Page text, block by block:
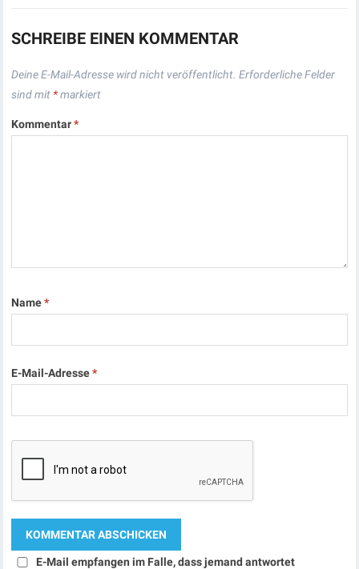
SCHREIBE EINEN KOMMENTAR
Deine E-Mail-Adresse wird nicht veröffentlicht. Erforderliche Felder
sind mit *markiert
Kommentar*
Name*
E-Mail-Adresse*
E-Mail empfangen im Falle, dass jemand antwortet